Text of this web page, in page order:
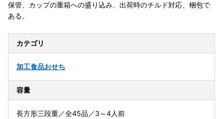
保管、カップの重箱への盛り込み、出荷時のチルド対応、梱包で
ある。
カテゴリ
加工食品おせち
容量
長方形三段重／全45品／3～4人前